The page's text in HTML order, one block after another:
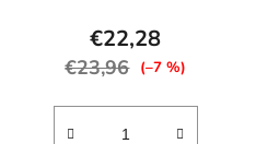
€22,28
€23,96 (–7 %)